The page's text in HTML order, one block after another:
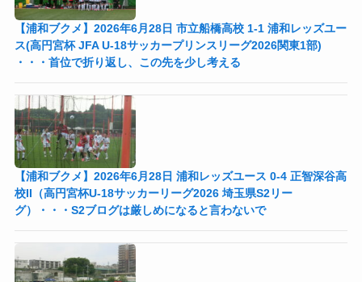
【浦和ブクメ】2026年6月28日 市立船橋高校 1-1 浦和レッズユー
ス(高円宮杯 JFA U-18サッカープリンスリーグ2026関東1部)
・・・首位で折り返し、この先を少し考える
【浦和ブクメ】2026年6月28日 浦和レッズユース 0-4 正智深谷高
校II（高円宮杯U-18サッカーリーグ2026 埼玉県S2リー
グ）・・・S2ブログは厳しめになると言わないで